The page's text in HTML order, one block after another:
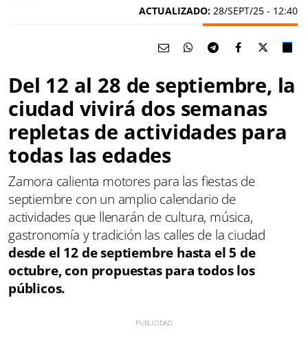
ACTUALIZADO: 28/SEPT/25 - 12:40
Del 12 al 28 de septiembre, la
ciudad vivirá dos semanas
repletas de actividades para
todas las edades
Zamora calienta motores para las fiestas de
septiembre con un amplio calendario de
actividades que llenarán de cultura, música,
gastronomía y tradición las calles de la ciudad
desde el 12 de septiembre hasta el 5 de
octubre, con propuestas para todos los
públicos.